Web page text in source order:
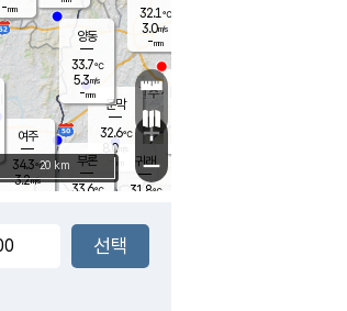
문막
32.6℃
8.0m/s
mm
부론
33.6℃
여주
34.3℃
3.2m/s
양동
33.7℃
5.3m/s
-mm
호원
귀래
31.8℃
32.1℃
3.0m/s
-mm
-mm
+
−
20 km